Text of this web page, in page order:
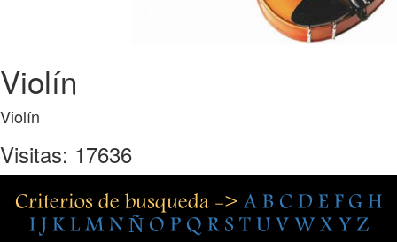
Violín
Violín
Visitas: 17636
Criterios de busqueda -> A B C D E F G H
I J K L M N Ñ O P Q R S T U V W X Y Z